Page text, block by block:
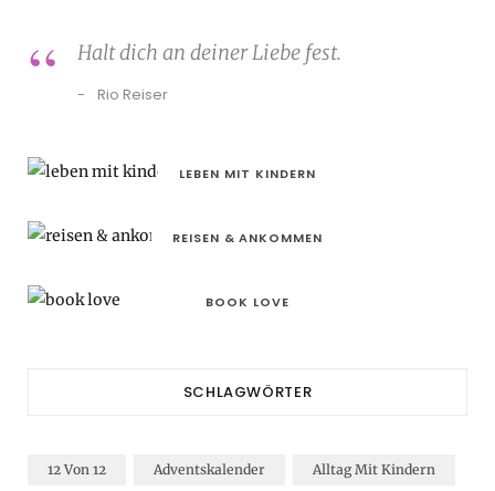
Halt dich an deiner Liebe fest.
Rio Reiser
LEBEN MIT KINDERN
REISEN & ANKOMMEN
BOOK LOVE
SCHLAGWÖRTER
12 Von 12 Adventskalender Alltag Mit Kindern